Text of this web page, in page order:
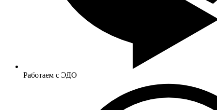
Работаем с ЭДО